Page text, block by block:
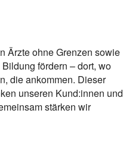
Ärzte ohne Grenzen sowie
fördern – dort, wo
die ankommen. Dieser
unseren Kund:innen und
stärken wir